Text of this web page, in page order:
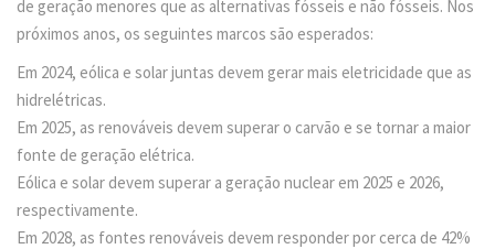
de geração menores que as alternativas fósseis e não fósseis. Nos
próximos anos, os seguintes marcos são esperados:
Em 2024, eólica e solar juntas devem gerar mais eletricidade que as
hidrelétricas.
Em 2025, as renováveis devem superar o carvão e se tornar a maior
fonte de geração elétrica.
Eólica e solar devem superar a geração nuclear em 2025 e 2026,
respectivamente.
Em 2028, as fontes renováveis devem responder por cerca de 42%